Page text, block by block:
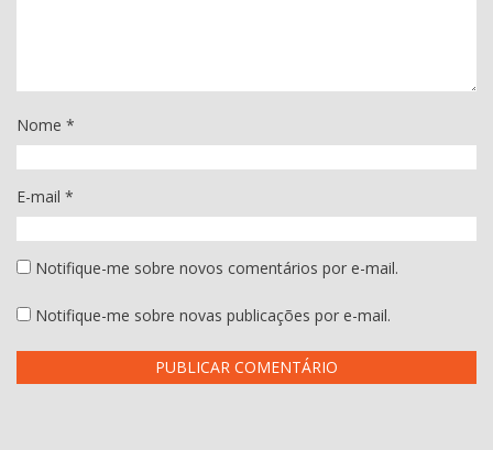
Nome *
E-mail *
Notifique-me sobre novos comentários por e-mail.
Notifique-me sobre novas publicações por e-mail.